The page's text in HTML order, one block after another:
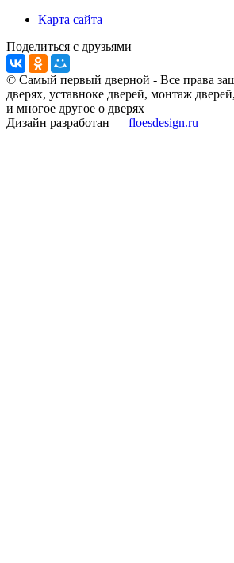
Карта сайта
Поделиться с друзьями
© Самый первый дверной - Все права
дверях, уставноке дверей, монтаж
и многое другое о дверях
Дизайн разработан — floesdesign.ru